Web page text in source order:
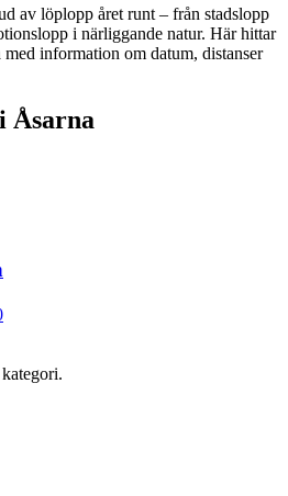
av löplopp året runt – från stadslopp
i närliggande natur. Här hittar
information om datum, distanser
Åsarna